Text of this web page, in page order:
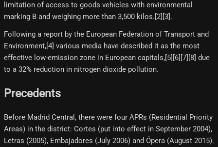
limitation of access to goods vehicles with environmental
marking B and weighing more than 3,500 kilos.[2][3]​.
Following a report by the European Federation of Transport and
Environment,[4]​ various media have described it as the most
effective low-emission zone in European capitals,[5]​[6]​[7]​[8]​ due
to a 32% reduction in nitrogen dioxide pollution.
Precedents
Before Madrid Central, there were four APRs (Residential Priority
Areas) in the district: Cortes (put into effect in September 2004),
Letras (2005), Embajadores (July 2006) and Ópera (August 2015).